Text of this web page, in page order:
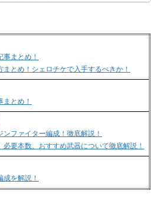
まとめ！
とめ！シェロチケで入手するべきか！
とめ！
ファイター編成！徹底解説！
要本数、おすすめ武器について徹底解説！
を解説！